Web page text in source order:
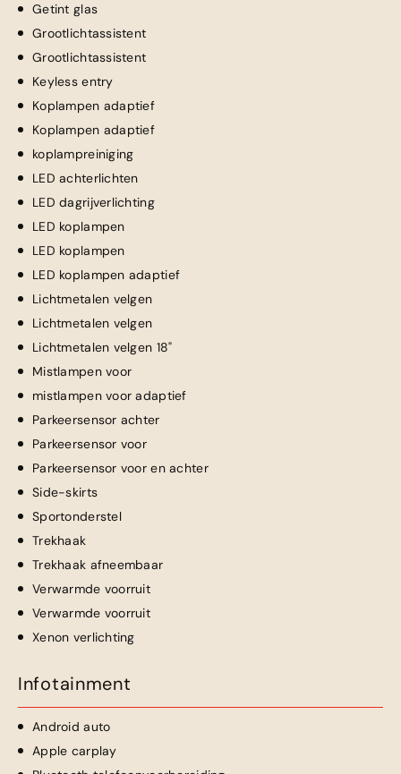
Getint glas
Grootlichtassistent
Grootlichtassistent
Keyless entry
Koplampen adaptief
Koplampen adaptief
koplampreiniging
LED achterlichten
LED dagrijverlichting
LED koplampen
LED koplampen
LED koplampen adaptief
Lichtmetalen velgen
Lichtmetalen velgen
Lichtmetalen velgen 18"
Mistlampen voor
mistlampen voor adaptief
Parkeersensor achter
Parkeersensor voor
Parkeersensor voor en achter
Side-skirts
Sportonderstel
Trekhaak
Trekhaak afneembaar
Verwarmde voorruit
Verwarmde voorruit
Xenon verlichting
Infotainment
Android auto
Apple carplay